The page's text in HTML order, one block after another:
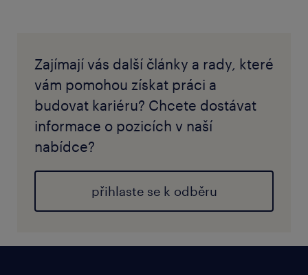
Zajímají vás další články a rady, které
vám pomohou získat práci a
budovat kariéru? Chcete dostávat
informace o pozicích v naší
nabídce?
přihlaste se k odběru